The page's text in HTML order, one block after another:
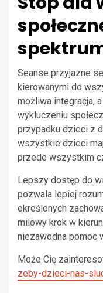
Seanse przyjazne
kierowanymi do
możliwa integracja,
wykluczeniu
przypadku dzieci z
wszystkie dzieci
przede wszystkim
Lepszy dostęp do
pozwala lepiej
określonych
milowy krok w
niezawodna pomoc
Może Cię
zeby-dzieci-nas-